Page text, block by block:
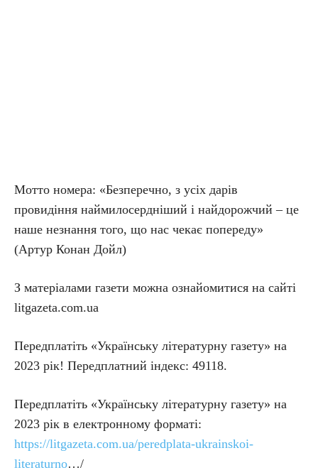
Мотто номера: «Безперечно, з усіх дарів
провидіння наймилосердніший і найдорожчий – це
наше незнання того, що нас чекає попереду»
(Артур Конан Дойл)
З матеріалами газети можна ознайомитися на сайті
litgazeta.com.ua
Передплатіть «Українську літературну газету» на
2023 рік! Передплатний індекс: 49118.
Передплатіть «Українську літературну газету» на
2023 рік в електронному форматі:
https://litgazeta.com.ua/peredplata-ukrainskoi-
literaturno…/